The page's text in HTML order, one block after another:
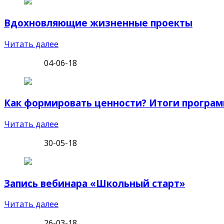
Вдохновляющие жизненные проекты
Читать далее
04-06-18
Как формировать ценности? Итоги
Читать далее
30-05-18
Запись вебинара «Школьный старт»
Читать далее